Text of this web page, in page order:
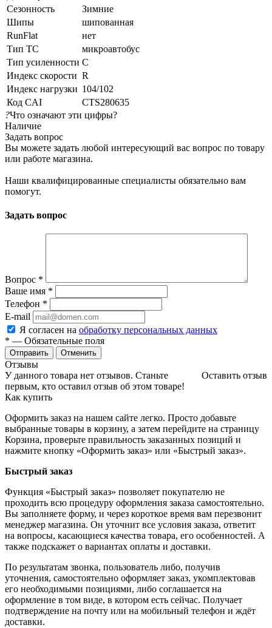
Сезонность
Зимние
Шипы
шипованная
RunFlat
нет
Тип ТС
микроавтобус
Тип усиленности C
Индекс скорости R
Индекс нагрузки 104/102
Код CAI
CTS280635
?Что означают эти цифры?
Наличие
Задать вопрос
Вы можете задать любой интересующий вас вопрос по товару
или работе магазина.
Наши квалифицированные специалисты обязательно вам
помогут.
Задать вопрос
Вопрос *
Ваше имя *
Телефон *
E-mail
Я согласен на обработку персональных данных
* — Обязательные поля
Отменить
Отзывы
Оставить отзыв
У данного товара нет отзывов. Станьте
первым, кто оставил отзыв об этом товаре!
Как купить
Оформить заказ на нашем сайте легко. Просто добавьте
выбранные товары в корзину, а затем перейдите на страницу
Корзина, проверьте правильность заказанных позиций и
нажмите кнопку «Оформить заказ» или «Быстрый заказ».
Быстрый заказ
Функция «Быстрый заказ» позволяет покупателю не
проходить всю процедуру оформления заказа самостоятельно.
Вы заполняете форму, и через короткое время вам перезвонит
менеджер магазина. Он уточнит все условия заказа, ответит
на вопросы, касающиеся качества товара, его особенностей. А
также подскажет о вариантах оплаты и доставки.
По результатам звонка, пользователь либо, получив
уточнения, самостоятельно оформляет заказ, укомплектовав
его необходимыми позициями, либо соглашается на
оформление в том виде, в котором есть сейчас. Получает
подтверждение на почту или на мобильный телефон и ждёт
доставки.